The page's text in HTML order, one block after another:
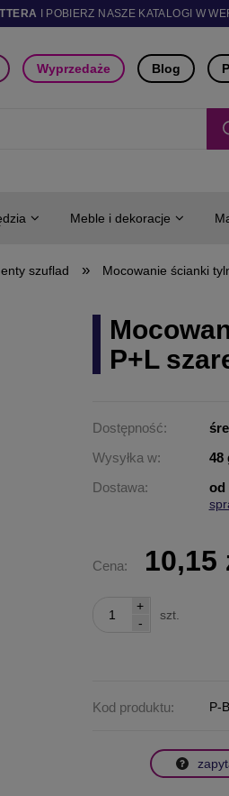
I POBIERZ NASZE KATALOGI W
Wyprzedaże Blog
Meble i dekoracje
szuflad » Mocowanie ścianki
P+L
Dostępność:
Wysyłka w:
48
Dostawa:
od
Cena: 10,15
-
+
szt.
Kod produktu: P-